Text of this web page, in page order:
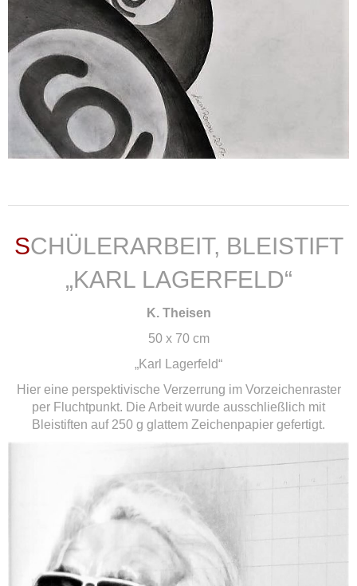
SCHÜLERARBEIT, BLEISTIFT
„KARL LAGERFELD“
K. Theisen
50 x 70 cm
„Karl Lagerfeld“
Hier eine perspektivische Verzerrung im Vorzeichenraster
per Fluchtpunkt. Die Arbeit wurde ausschließlich mit
Bleistiften auf 250 g glattem Zeichenpapier gefertigt.